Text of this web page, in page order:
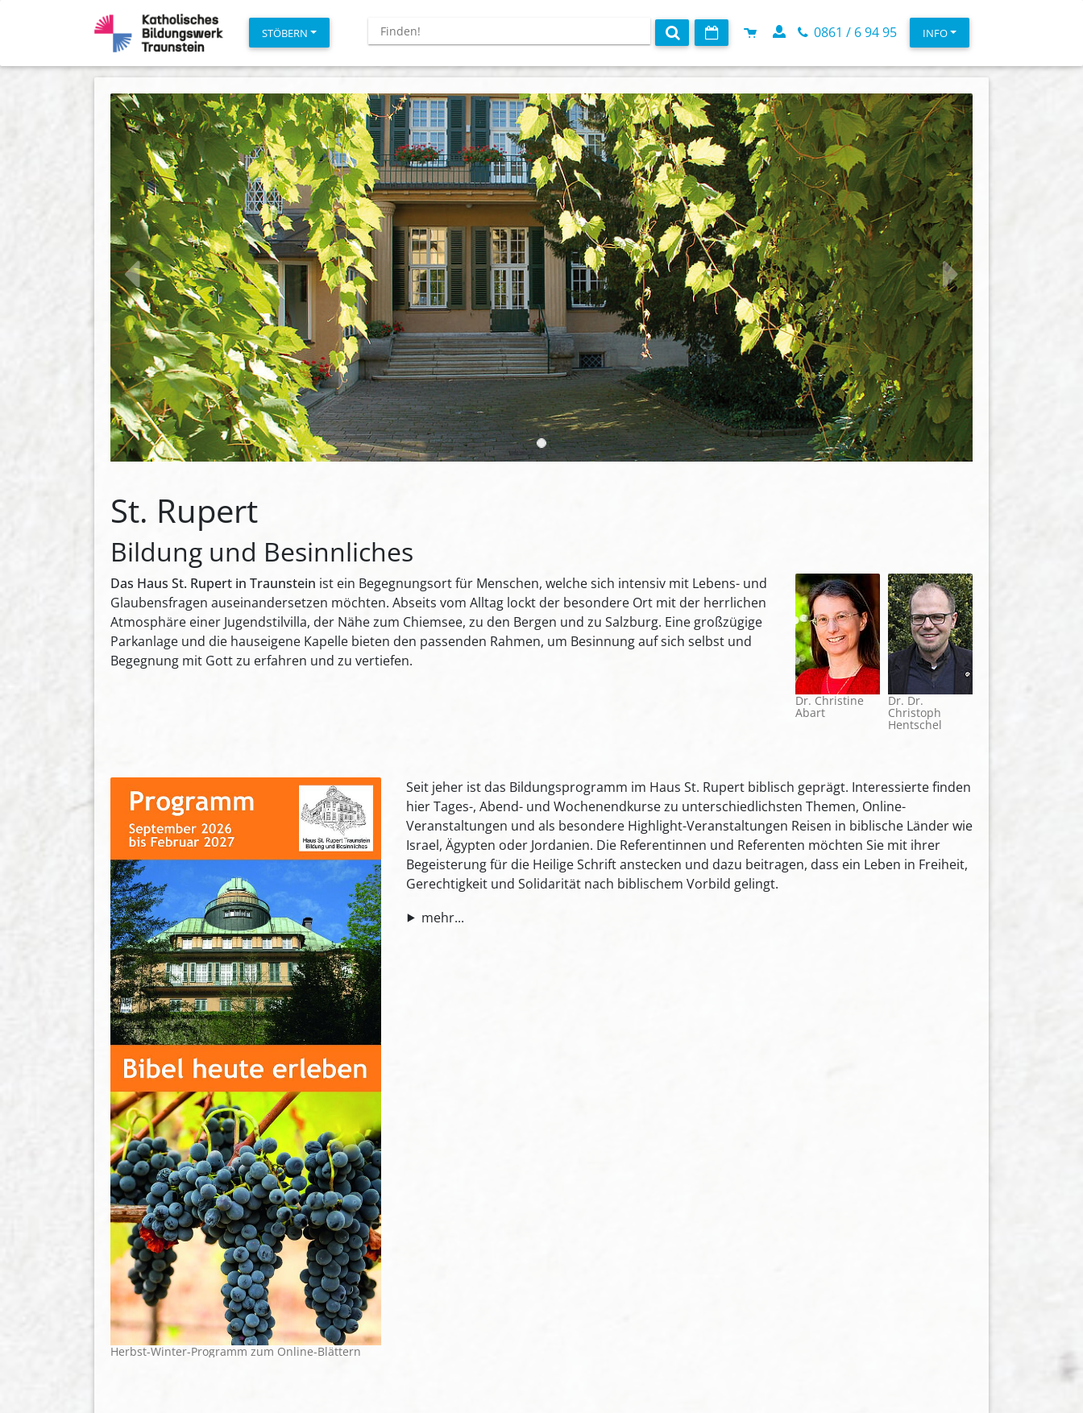
STÖBERN 0861 / 6 94 95 INFO
zurück weiter
St. Rupert
Bildung und Besinnliches
Dr. Christine
Abart
Dr. Dr.
Christoph
Hentschel
Das Haus St. Rupert in Traunstein ist ein Begegnungsort für Menschen, welche sich intensiv mit Lebens- und
Glaubensfragen auseinandersetzen möchten. Abseits vom Alltag lockt der besondere Ort mit der herrlichen
Atmosphäre einer Jugendstilvilla, der Nähe zum Chiemsee, zu den Bergen und zu Salzburg. Eine großzügige
Parkanlage und die hauseigene Kapelle bieten den passenden Rahmen, um Besinnung auf sich selbst und
Begegnung mit Gott zu erfahren und zu vertiefen.
Herbst-Winter-Programm zum Online-Blättern
Seit jeher ist das Bildungsprogramm im Haus St. Rupert biblisch geprägt. Interessierte finden
hier Tages-, Abend- und Wochenendkurse zu unterschiedlichsten Themen, Online-
Veranstaltungen und als besondere Highlight-Veranstaltungen Reisen in biblische Länder wie
Israel, Ägypten oder Jordanien. Die Referentinnen und Referenten möchten Sie mit ihrer
Begeisterung für die Heilige Schrift anstecken und dazu beitragen, dass ein Leben in Freiheit,
Gerechtigkeit und Solidarität nach biblischem Vorbild gelingt.
mehr...